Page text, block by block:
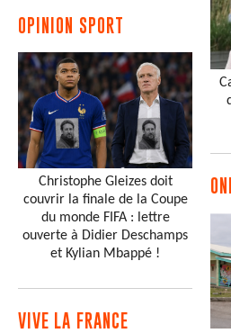
OPINION SPORT
Christophe Gleizes doit
couvrir la finale de la Coupe
du monde FIFA : lettre
ouverte à Didier Deschamps
et Kylian Mbappé !
VIVE LA FRANCE